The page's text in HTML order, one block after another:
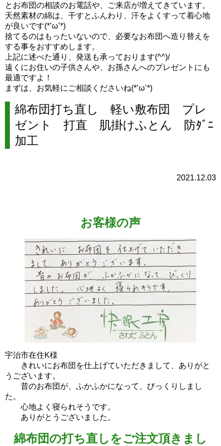
とお布団の相談のお電話や、ご来店が増えてきています。
天然素材の綿は、干すとふんわり、汗をよくすって着心地
が良いです(*’ω’*)
捨てるのはもったいないので、必要なお布団へ造り替えを
する事をおすすめします。
上記に述べた通り、発送も承っております(^^)/
遠くにお住いの子供さんや、お孫さんへのプレゼントにも
最適ですよ！
まずは、お気軽にご相談くださいね(*’ω’*)
綿布団打ち直し 軽い敷布団 プレ
ゼント 打直 肌掛けふとん 防ﾀﾞﾆ
加工
2021.12.03
お客様の声
宇治市在住K様
きれいにお布団を仕上げていただきまして、ありがと
うございます。
昔のお布団が、ふかふかになって、びっくりしまし
た。
心地よく寝られそうです。
ありがとうございました。
綿布団の打ち直しをご注文頂きまし